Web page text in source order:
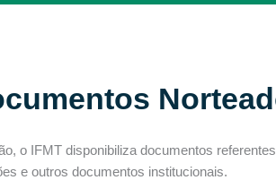
o IFMT disponibiliza documentos
e outros documentos institucionais.